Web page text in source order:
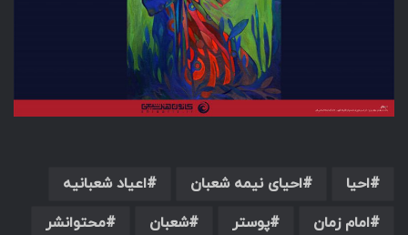
احیا احیای نیمه شعبان
اعیاد شعبانیه
امام زمان
پوستر شعبان
محتوانشر